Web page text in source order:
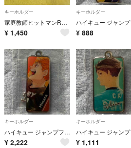
キーホルダー
家庭教師ヒットマンREBORN! 雲雀恭弥セット
¥ 1,450
キーホルダー
¥ 888
キーホルダー
ハイキュー ジャンプフェスタ 2023 ステックケーキ メタルチャーム 日向翔陽
¥ 2,222
キーホルダー
¥ 1,111